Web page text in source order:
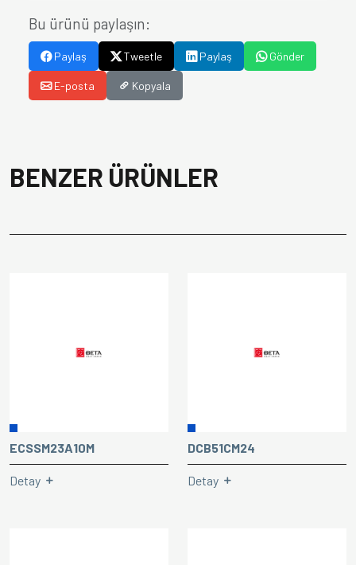
Bu ürünü paylaşın:
Paylaş Tweetle Paylaş Gönder
E-posta Kopyala
BENZER ÜRÜNLER
ECSSM23A10M
Detay
DCB51CM24
Detay